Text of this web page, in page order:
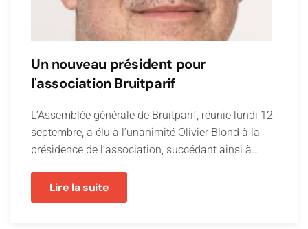
Un nouveau président pour
l'association Bruitparif
L’Assemblée générale de Bruitparif, réunie lundi 12
septembre, a élu à l’unanimité Olivier Blond à la
présidence de l’association, succédant ainsi à…
Lire la suite